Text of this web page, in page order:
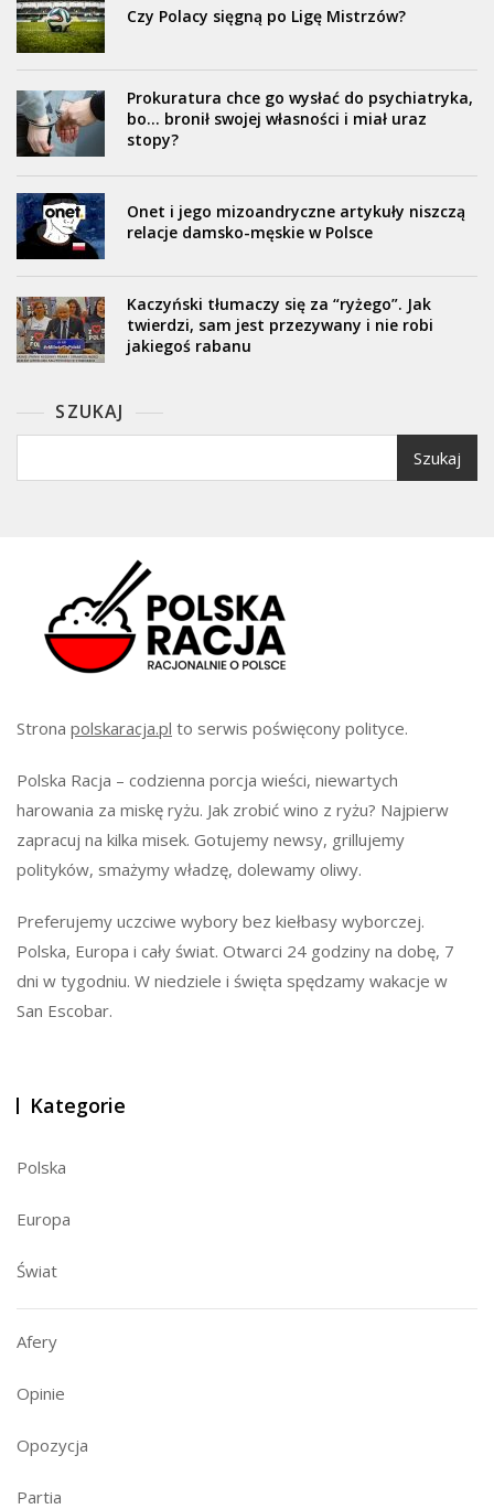
Czy Polacy sięgną po Ligę Mistrzów?
Prokuratura chce go wysłać do psychiatryka,
bo… bronił swojej własności i miał uraz
stopy?
Onet i jego mizoandryczne artykuły niszczą
relacje damsko-męskie w Polsce
Kaczyński tłumaczy się za “ryżego”. Jak
twierdzi, sam jest przezywany i nie robi
jakiegoś rabanu
SZUKAJ
Szukaj
Strona polskaracja.pl to serwis poświęcony polityce.
Polska Racja – codzienna porcja wieści, niewartych
harowania za miskę ryżu. Jak zrobić wino z ryżu? Najpierw
zapracuj na kilka misek. Gotujemy newsy, grillujemy
polityków, smażymy władzę, dolewamy oliwy.
Preferujemy uczciwe wybory bez kiełbasy wyborczej.
Polska, Europa i cały świat. Otwarci 24 godziny na dobę, 7
dni w tygodniu. W niedziele i święta spędzamy wakacje w
San Escobar.
Kategorie
Polska
Europa
Świat
Afery
Opinie
Opozycja
Partia